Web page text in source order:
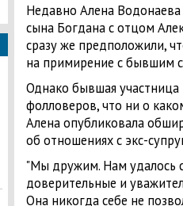
Недавно Алена
сына Богдана с отцом
сразу же предположили,
на примирение с бывшим
Однако бывшая участница
фолловеров, что ни о
Алена опубликовала
об отношениях с экс-
"Мы дружим. Нам удалось
доверительные и
Она никогда себе не